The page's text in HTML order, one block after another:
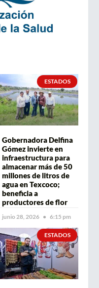
ESTADOS
Gobernadora Delfina
Gómez invierte en
infraestructura para
almacenar más de 50
millones de litros de
agua en Texcoco;
beneficia a
productores de flor
junio 28, 2026 6:15 pm
ESTADOS